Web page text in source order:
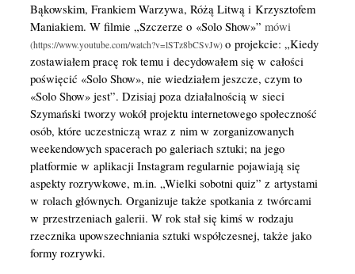
Bąkowskim, Frankiem Warzywa, Różą Litwą i Krzysztofem
Maniakiem. W filmie „Szczerze o «Solo Show»” mówi
o projekcie: „Kiedy
zostawiałem pracę rok temu i decydowałem się w całości
poświęcić «Solo Show», nie wiedziałem jeszcze, czym to
«Solo Show» jest”. Dzisiaj poza działalnością w sieci
Szymański tworzy wokół projektu internetowego społeczność
osób, które uczestniczą wraz z nim w zorganizowanych
weekendowych spacerach po galeriach sztuki; na jego
platformie w aplikacji Instagram regularnie pojawiają się
aspekty rozrywkowe, m.in. „Wielki sobotni quiz” z artystami
w rolach głównych. Organizuje także spotkania z twórcami
w przestrzeniach galerii. W rok stał się kimś w rodzaju
rzecznika upowszechniania sztuki współczesnej, także jako
formy rozrywki.